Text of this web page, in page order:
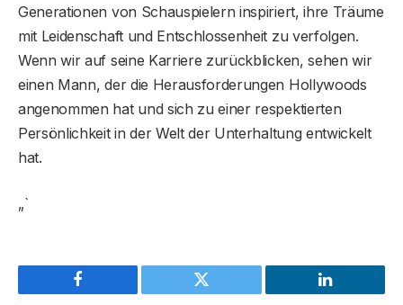
Generationen von Schauspielern inspiriert, ihre Träume
mit Leidenschaft und Entschlossenheit zu verfolgen.
Wenn wir auf seine Karriere zurückblicken, sehen wir
einen Mann, der die Herausforderungen Hollywoods
angenommen hat und sich zu einer respektierten
Persönlichkeit in der Welt der Unterhaltung entwickelt
hat.
„`
Facebook Twitter LinkedIn